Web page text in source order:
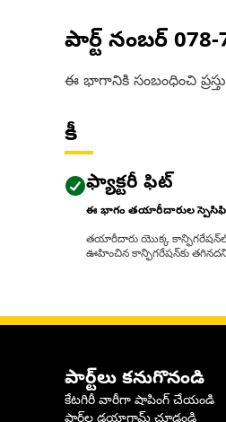
పార్ట్ నంబర్ 078-
ఈ భాగానికి సంబంధించి
కీ
ఫ్యాక్టరీ ఫిట్
ఈ భాగం తయారీదారుల
తయారీదారు యొక్క కాన్ఫిగరేషన్‌లో
ఊహించిన కాన్ఫిగరేషన్‌కు
పార్ట్‌లు కనుగొనండి
కేటగిరీ వారీగా షాపింగ్ చేయండి